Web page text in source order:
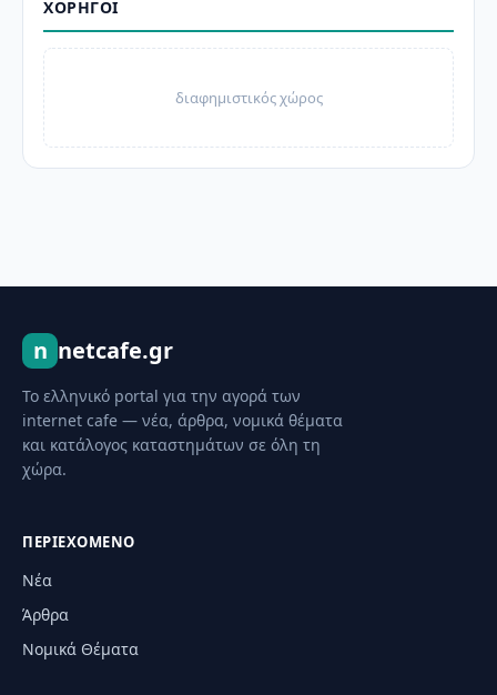
ΧΟΡΗΓΟΊ
διαφημιστικός χώρος
n netcafe.gr
Το ελληνικό portal για την αγορά των
internet cafe — νέα, άρθρα, νομικά θέματα
και κατάλογος καταστημάτων σε όλη τη
χώρα.
ΠΕΡΙΕΧΌΜΕΝΟ
Νέα
Άρθρα
Νομικά Θέματα